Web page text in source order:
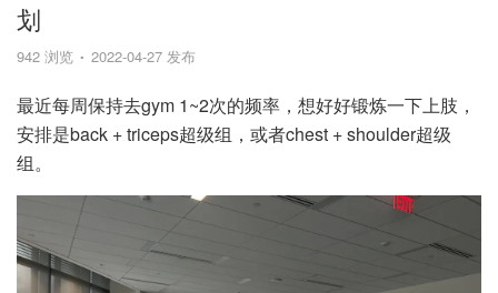
划
942 浏览 2022-04-27 发布
最近每周保持去gym 1~2次的频率，想好好锻炼一下上肢，
安排是back + triceps超级组，或者chest + shoulder超级
组。